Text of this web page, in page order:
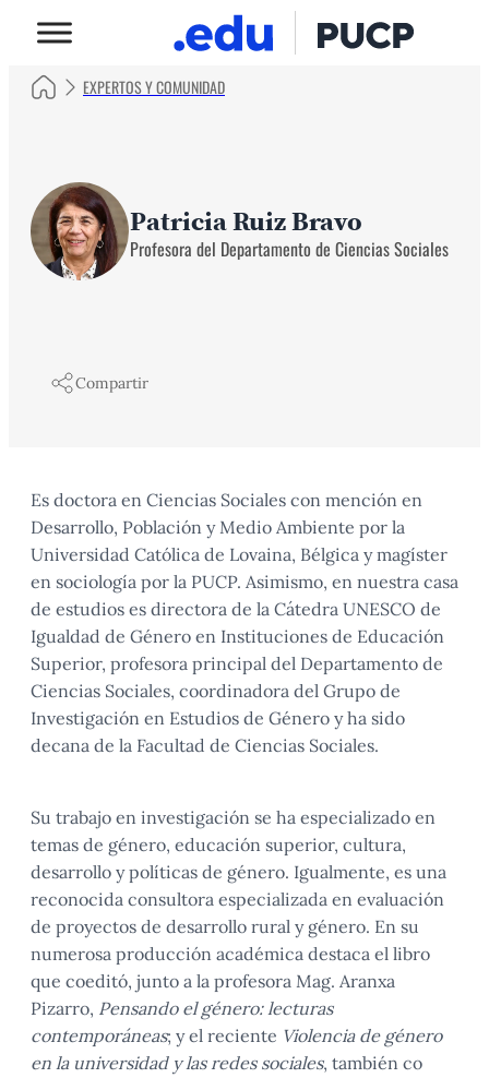
EXPERTOS Y COMUNIDAD
Patricia Ruiz Bravo
Profesora del Departamento de Ciencias Sociales
Compartir
Es doctora en Ciencias Sociales con mención en
Desarrollo, Población y Medio Ambiente por la
Universidad Católica de Lovaina, Bélgica y magíster
en sociología por la PUCP. Asimismo, en nuestra casa
de estudios es directora de la Cátedra UNESCO de
Igualdad de Género en Instituciones de Educación
Superior, profesora principal del Departamento de
Ciencias Sociales, coordinadora del Grupo de
Investigación en Estudios de Género y ha sido
decana de la Facultad de Ciencias Sociales.
Su trabajo en investigación se ha especializado en
temas de género, educación superior, cultura,
desarrollo y políticas de género. Igualmente, es una
reconocida consultora especializada en evaluación
de proyectos de desarrollo rural y género. En su
numerosa producción académica destaca el libro
que coeditó, junto a la profesora Mag. Aranxa
Pizarro, Pensando el género: lecturas
contemporáneas; y el reciente Violencia de género
en la universidad y las redes sociales, también co